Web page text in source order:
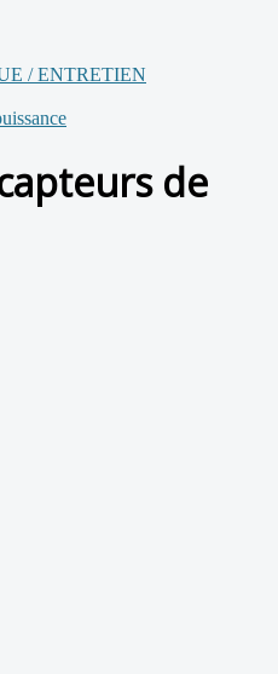
/ ENTRETIEN
de